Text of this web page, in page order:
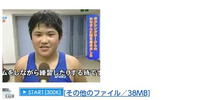
[その他のファイル／38MB]